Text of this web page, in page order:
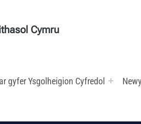
Cymru
gyfer Ysgolheigion Cyfredol